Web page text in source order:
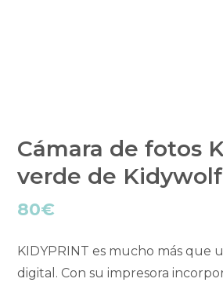
Cámara de fotos
verde de Kidywolf
80€
KIDYPRINT es mucho más que
digital. Con su impresora